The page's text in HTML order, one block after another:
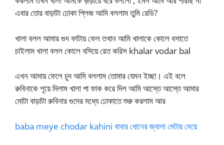
এবার তোর বাড়াটা ঢোকা প্লিজ আমি বললাম তুমি রেডি?
খালা বলল আমার গুদ ফাটায় ফেল তখান আমি খালাকে কোলে বসাতে
চাইলাম খালা বলল কোলে বসিয়ে রেত করিস khalar vodar bal
এখন আমায় ফেলে চুদ আমি বললাম তোমার যেমন ইচ্ছা। এই বলে
রুবিনাকে শূয়ে দিলাম খালা পা ফাক করে দিল আমি আস্তে আস্তে আমার
মোটা বাড়াটা রুবিনার গুদের মধ্যে ঢোকাতে শুরু করলাম আর
baba meye chodar kahini বাবার ধোনের জ্বালা মেটায় মেয়ে